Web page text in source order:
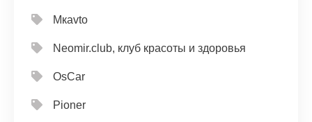
Mкavto
Neomir.club, клуб красоты и здоровья
OsCar
Pioner